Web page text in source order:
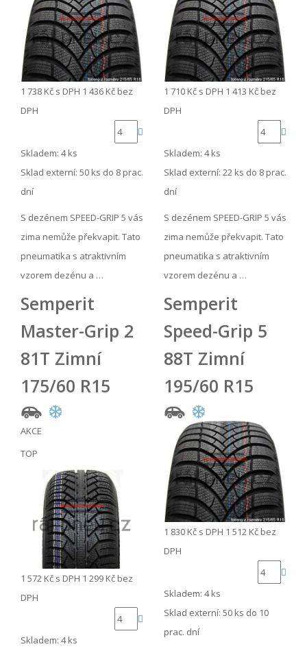
1 738 Kč s DPH 1 436 Kč bez
DPH
Skladem: 4 ks
Sklad externí: 50 ks do 8 prac.
dní
S dezénem SPEED-GRIP 5 vás
zima nemůže překvapit. Tato
pneumatika s atraktivním
vzorem dezénu a …
1 710 Kč s DPH 1 413 Kč bez
DPH
Skladem: 4 ks
Sklad externí: 22 ks do 8 prac.
dní
S dezénem SPEED-GRIP 5 vás
zima nemůže překvapit. Tato
pneumatika s atraktivním
vzorem dezénu a …
Semperit
Master-Grip 2
81T Zimní
175/60 R15
AKCE
TOP
1 572 Kč s DPH 1 299 Kč bez
DPH
Skladem: 4 ks
Semperit
Speed-Grip 5
88T Zimní
195/60 R15
1 830 Kč s DPH 1 512 Kč bez
DPH
Skladem: 4 ks
Sklad externí: 50 ks do 10
prac. dní